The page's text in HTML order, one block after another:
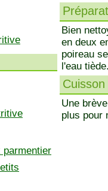
parmentier
Bien
en deux
poireau
l'eau
Cuisson
Une
plus pour